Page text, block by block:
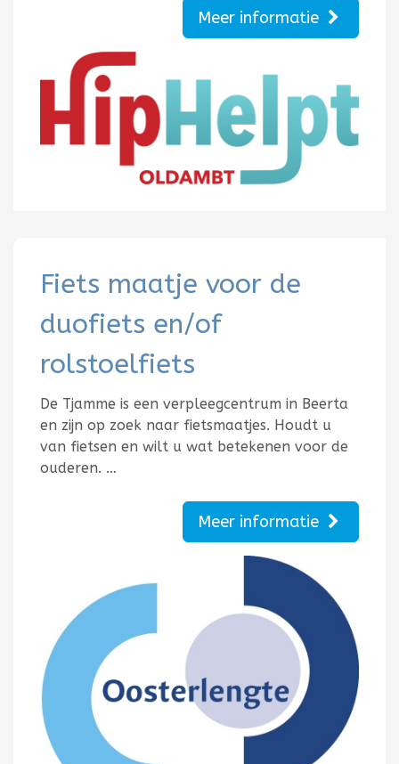
Meer informatie
Fiets maatje voor de
duofiets en/of
rolstoelfiets
De Tjamme is een verpleegcentrum in Beerta
en zijn op zoek naar fietsmaatjes. Houdt u
van fietsen en wilt u wat betekenen voor de
ouderen. …
Meer informatie